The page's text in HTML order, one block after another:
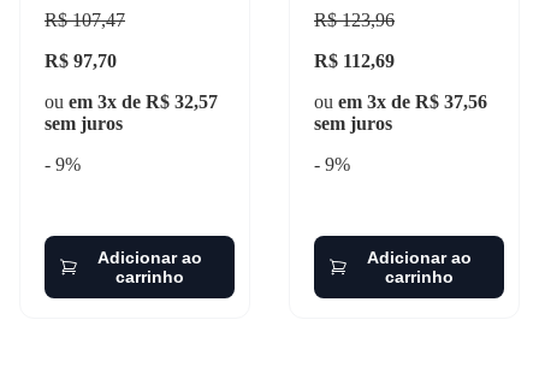
R$ 107,47
R$ 97,70
ou em 3x de R$ 32,57
sem juros
- 9%
Adicionar ao
carrinho
R$ 123,96
R$ 112,69
ou em 3x de R$ 37,56
sem juros
- 9%
Adicionar ao
carrinho